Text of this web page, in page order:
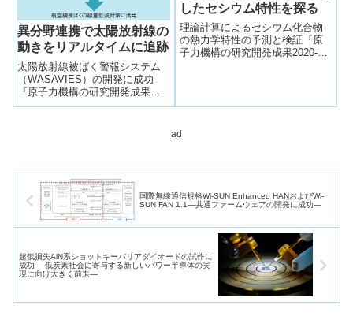
異分野連携で太陽放射線の
動きをリアルタイムに追跡
太陽放射線被ばく警報システム
（WASAVIES）の開発に成功
『原子力機構の研究開発成果
2020-21』P.51図4-11
したセシウム特性を探る
理論計算によるセシウム化合物
の熱力学特性の予測と検証『原
子力機構の研究開発成果2020-
ad
国際無線通信規格Wi-SUN Enhanced HANおよびWi-
SUN FAN 1.1―共通ファームウェアの開発に成功―
超低損失AlN系ショットキーバリアダイオードの試作に
成功 ―低炭素社会に寄与する新しいパワー半導体の実
現に向け大きく前進―